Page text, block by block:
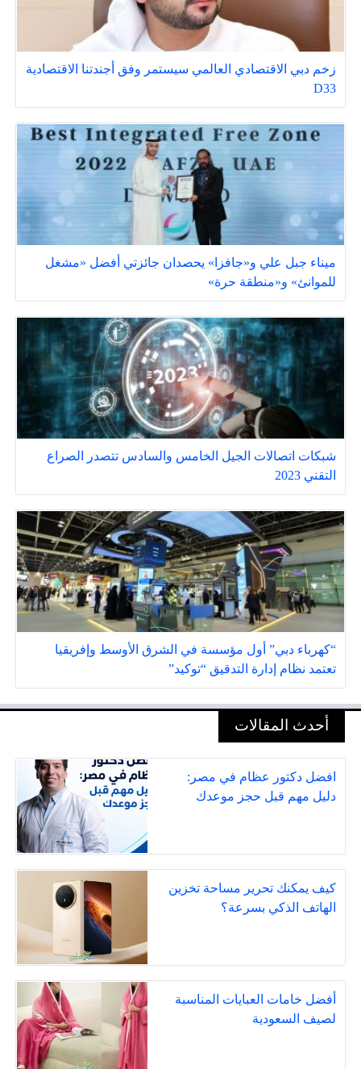
زخم دبي الاقتصادي العالمي سيستمر وفق أجندتنا الاقتصادية
D33
ميناء جبل علي و«جافزا» يحصدان جائزتي أفضل «مشغل
للموانئ» و«منطقة حرة»
شبكات اتصالات الجيل الخامس والسادس تتصدر الصراع
التقني 2023
“كهرباء دبي” أول مؤسسة في الشرق الأوسط وإفريقيا
تعتمد نظام إدارة التدقيق “توكيد”
أحدث المقالات
افضل دكتور عظام في مصر:
دليل مهم قبل حجز موعدك
كيف يمكنك تحرير مساحة تخزين
الهاتف الذكي بسرعة؟
أفضل خامات العبايات المناسبة
لصيف السعودية